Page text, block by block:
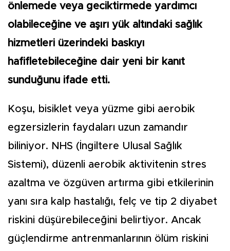
önlemede veya geciktirmede yardımcı
olabileceğine ve aşırı yük altındaki sağlık
hizmetleri üzerindeki baskıyı
hafifletebileceğine dair yeni bir kanıt
sunduğunu ifade etti.
Koşu, bisiklet veya yüzme gibi aerobik
egzersizlerin faydaları uzun zamandır
biliniyor. NHS (İngiltere Ulusal Sağlık
Sistemi), düzenli aerobik aktivitenin stres
azaltma ve özgüven artırma gibi etkilerinin
yanı sıra kalp hastalığı, felç ve tip 2 diyabet
riskini düşürebileceğini belirtiyor. Ancak
güçlendirme antrenmanlarının ölüm riskini